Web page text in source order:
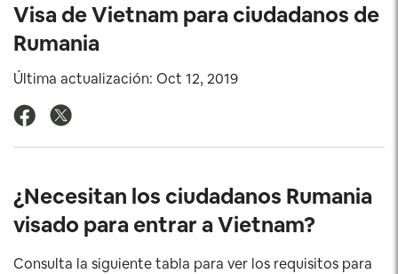
Visa de Vietnam para ciudadanos de
Rumania
Última actualización: Oct 12, 2019
¿Necesitan los ciudadanos Rumania
visado para entrar a Vietnam?
Consulta la siguiente tabla para ver los requisitos para